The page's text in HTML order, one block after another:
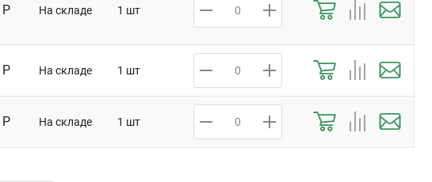
Р На складе 1 шт
Р На складе 1 шт
Р На складе 1 шт